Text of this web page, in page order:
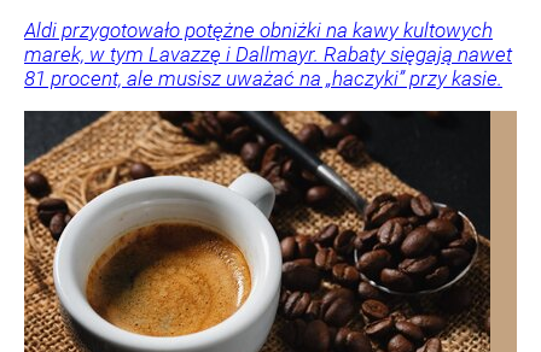
Aldi przygotowało potężne obniżki na kawy kultowych
marek, w tym Lavazzę i Dallmayr. Rabaty sięgają nawet
81 procent, ale musisz uważać na „haczyki” przy kasie.